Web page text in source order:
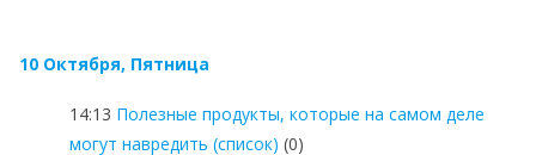
10 Октября, Пятница
14:13 Полезные продукты, которые на самом деле
могут навредить (список) (0)